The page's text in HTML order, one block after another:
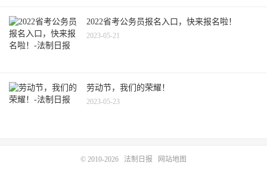
2022省考公务员报名入口，快来报名啦！
2023-05-21
劳动节，我们的荣耀！
2023-05-23
© 2010-2026 法制日报 网站地图